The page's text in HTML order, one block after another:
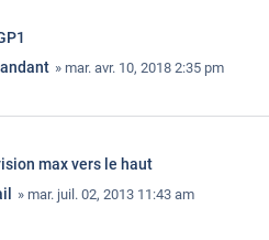
» mar. avr. 10, 2018 2:35 pm
max vers le haut
» mar. juil. 02, 2013 11:43 am